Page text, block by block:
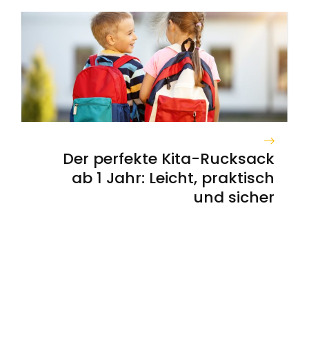
Der perfekte Kita-Rucksack
ab 1 Jahr: Leicht, praktisch
und sicher